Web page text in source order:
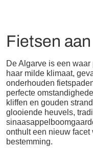
Fietsen
De Algarve is een
haar milde klimaat,
onderhouden
perfecte
kliffen en gouden
glooiende heuvels,
onthult een nieuw facet
bestemming.